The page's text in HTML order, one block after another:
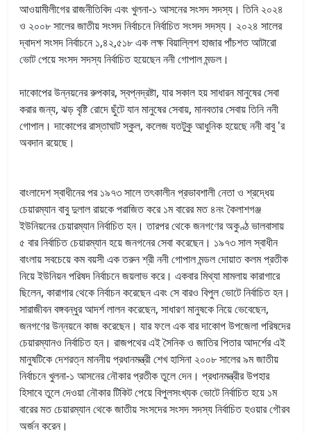
আওয়ামীলীগের রাজনীতিবিদ এবং খুলনা-১ আসনের সংসদ সদস্য। তিনি ২০২৪
ও ২০০৮ সালের জাতীয় সংসদ নির্বাচনে নির্বাচিত সংসদ সদস্য। ২০২৪ সালের
দ্বাদশ সংসদ নির্বাচনে ১,৪২,৫১৮ এক লক্ষ বিয়াল্লিশ হাজার পাঁচশত আটারো
ভোট পেয়ে সংসদ সদস্য নির্বাচিত হয়েছেন ননী গোপাল মন্ডল।
দাকোপের উন্নয়নের রুপকার, স্বপ্নদ্রষ্টা, যার সকাল হয় সাধারন মানুষের সেবা
করার জন্য, ঝড় বৃষ্টি রোদে ছুঁটে যান মানুষের সেবায়, মানবতার সেবায় তিনি ননী
গোপাল। দাকোপের রাস্তাঘাট স্কুল, কলেজ যতটুকু আধুনিক হয়েছে ননী বাবু 'র
অবদান রয়েছে।
বাংলাদেশ স্বাধীনের পর ১৯৭৩ সালে তৎকালীন প্রভাবশালী নেতা ও শ্রদ্ধেয়
চেয়ারম্যান বাবু দুলাল রায়কে পরাজিত করে ১ম বারের মত ৪নং কৈলাশগঞ্জ
ইউনিয়নের চেয়ারম্যান নির্বাচিত হন। তারপর থেকে জনগণের অকুণ্ঠ ভালবাসায়
৫ বার নির্বাচিত চেয়ারম্যান হয়ে জনগনের সেবা করেছেন। ১৯৭৩ সাল স্বাধীন
বাংলায় সবচেয়ে কম বয়সী এক তরুন শ্রী ননী গোপাল মন্ডল দোয়াত কলম প্রতীক
নিয়ে ইউনিয়ন পরিষদ নির্বাচনে জয়লাভ করে। একবার মিথ্যা মামলায় কারাগারে
ছিলেন, কারাগার থেকে নির্বাচন করেছেন এবং সে বারও বিপুল ভোটে নির্বাচিত হন।
সারাজীবন বঙ্গবন্ধুর আদর্শ লালন করেছেন, সাধারণ মানুষকে নিয়ে ভেবেছেন,
জনগণের উন্নয়নে কাজ করেছেন। যার ফলে এক বার দাকোপ উপজেলা পরিষদের
চেয়ারম্যানও নির্বাচিত হন। রাজপথের এই সৈনিক ও জাতির পিতার আদর্শের এই
মানুষটিকে দেশরত্ন মাননীয় প্রধানমন্ত্রী শেখ হাসিনা ২০০৮ সালের ৯ম জাতীয়
নির্বাচনে খুলনা-১ আসনের নৌকার প্রতীক তুলে দেন। প্রধানমন্ত্রীর উপহার
হিসাবে তুলে দেওয়া নৌকার টিকিট পেয়ে বিপুলসংখ্যক ভোটে নির্বাচিত হয়ে ১ম
বারের মত চেয়ারম্যান থেকে জাতীয় সংসদের সংসদ সদস্য নির্বাচিত হওয়ার গৌরব
অর্জন করেন।